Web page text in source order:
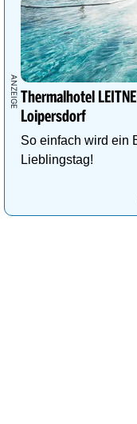
Thermalhotel
Loipersdorf
So einfach wird ein
Lieblingstag!